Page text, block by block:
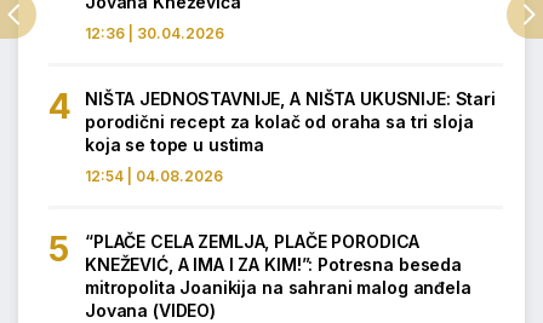
12:36 | 30.04.2026
12:54 | 04.08.2026
NIŠTA JEDNOSTAVNIJE, A NIŠTA UKUSNIJE: Stari
porodični recept za kolač od oraha sa tri sloja
koja se tope u ustima
“PLAČE CELA ZEMLJA, PLAČE PORODICA
KNEŽEVIĆ, A IMA I ZA KIM!”: Potresna beseda
mitropolita Joanikija na sahrani malog anđela
Jovana (VIDEO)